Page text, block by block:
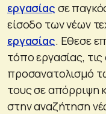
εργασίας σε
είσοδο των νέων
εργασίας. Εθεσε
τόπο εργασίας,
προσανατολισμό
τους σε απόρριψη
στην αναζήτηση